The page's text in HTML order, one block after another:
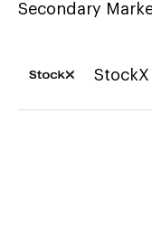
Secondary
StockX